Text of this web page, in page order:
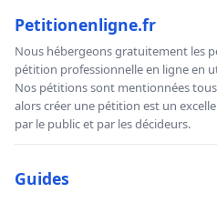
Petitionenligne.fr
Nous hébergeons gratuitement les
pétition professionnelle en ligne en
Nos pétitions sont mentionnées
alors créer une pétition est un
par le public et par les décideurs.
Guides